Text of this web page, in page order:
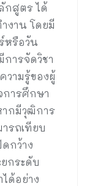
กสูตร ได้
งาน โดยมี
หรือวัน
ารจัดวิชา
วามรู้ของผู้
การศึกษา
ากมีวุฒิการ
รถเทียบ
กว้าง
กระดับ
ด้อย่าง